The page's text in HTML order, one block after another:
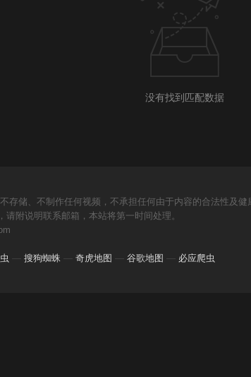
没有找到匹配数据
存储、不制作任何视频，不承担任何由于内容的合法性及健
附说明联系邮箱，本站将第一时间处理。
— 搜狗蜘蛛 — 奇虎地图 — 谷歌地图 — 必应爬虫